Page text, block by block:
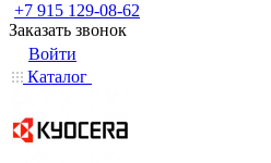
+7 915 129-08-62
Заказать звонок
Войти
Каталог